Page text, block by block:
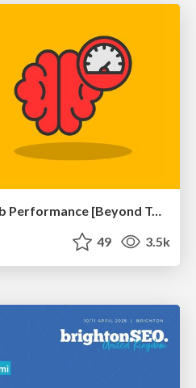
The Psychology of Web Performance [Beyond Tellerrand 2023]
49 3.5k